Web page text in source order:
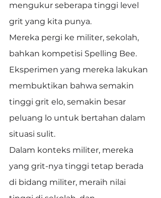
mengukur seberapa tinggi level
grit yang kita punya.
Mereka pergi ke militer, sekolah,
bahkan kompetisi Spelling Bee.
Eksperimen yang mereka lakukan
membuktikan bahwa semakin
tinggi grit elo, semakin besar
peluang lo untuk bertahan dalam
situasi sulit.
Dalam konteks militer, mereka
yang grit-nya tinggi tetap berada
di bidang militer, meraih nilai